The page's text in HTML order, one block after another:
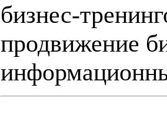
бизнес-
продвижение